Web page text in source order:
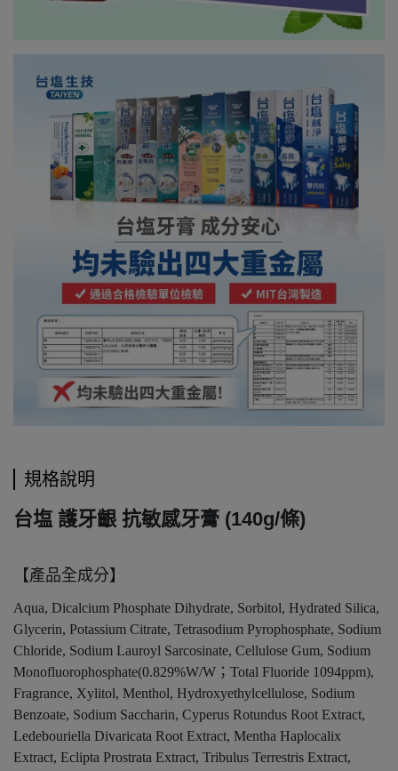
規格說明
台塩 護牙齦 抗敏感牙膏 (140g/條)
【產品全成分】
Aqua, Dicalcium Phosphate Dihydrate, Sorbitol, Hydrated Silica,
Glycerin, Potassium Citrate, Tetrasodium Pyrophosphate, Sodium
Chloride, Sodium Lauroyl Sarcosinate, Cellulose Gum, Sodium
Monofluorophosphate(0.829%W/W ； Total Fluoride 1094ppm),
Fragrance, Xylitol, Menthol, Hydroxyethylcellulose, Sodium
Benzoate, Sodium Saccharin, Cyperus Rotundus Root Extract,
Ledebouriella Divaricata Root Extract, Mentha Haplocalix
Extract, Eclipta Prostrata Extract, Tribulus Terrestris Extract,